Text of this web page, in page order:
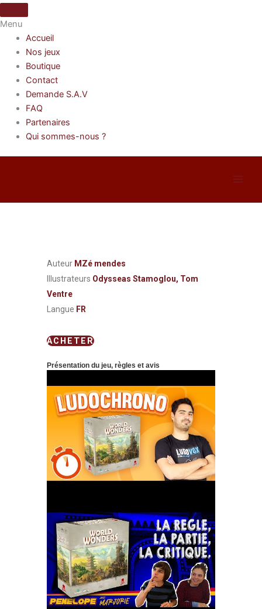
Menu
Accueil
Nos jeux
Boutique
Contact
Demande S.A.V
FAQ
Partenaires
Qui sommes-nous ?
Skip
to
content
Auteur MZé mendes
Illustrateurs Odysseas Stamoglou, Tom
Ventre
Langue FR
ACHETER
Présentation du jeu, règles et avis